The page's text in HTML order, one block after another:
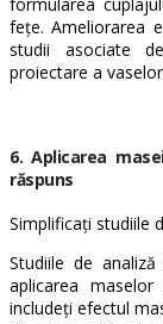
fețe. Ameliorarea
studii asociate
proiectare a
6. Aplicarea
răspuns
Simplificați studiile
Studiile de
aplicarea
includeți efectul